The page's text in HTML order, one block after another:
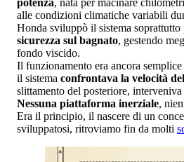
alle condizioni climatiche variabili
Honda sviluppò il sistema soprattutto
sicurezza sul bagnato, gestendo
fondo viscido.
Il funzionamento era ancora
il sistema confrontava la velocità
slittamento del posteriore, interveniva
Nessuna piattaforma inerziale,
Era il principio, il nascere di un
sviluppatosi, ritroviamo fin da molti